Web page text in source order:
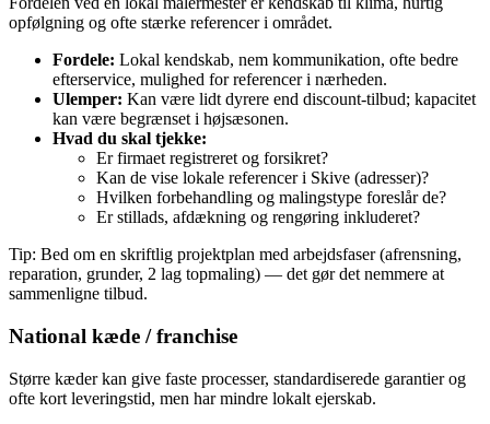
opfølgning og ofte stærke referencer i området.
Fordele: Lokal kendskab, nem kommunikation, ofte bedre
efterservice, mulighed for referencer i nærheden.
Ulemper: Kan være lidt dyrere end discount‑tilbud; kapacitet
kan være begrænset i højsæsonen.
Hvad du skal tjekke:
Er firmaet registreret og forsikret?
Kan de vise lokale referencer i Skive (adresser)?
Hvilken forbehandling og malingstype foreslår de?
Er stillads, afdækning og rengøring inkluderet?
Tip: Bed om en skriftlig projektplan med arbejdsfaser (afrensning,
reparation, grunder, 2 lag topmaling) — det gør det nemmere at
sammenligne tilbud.
National kæde / franchise
Større kæder kan give faste processer, standardiserede garantier og
ofte kort leveringstid, men har mindre lokalt ejerskab.